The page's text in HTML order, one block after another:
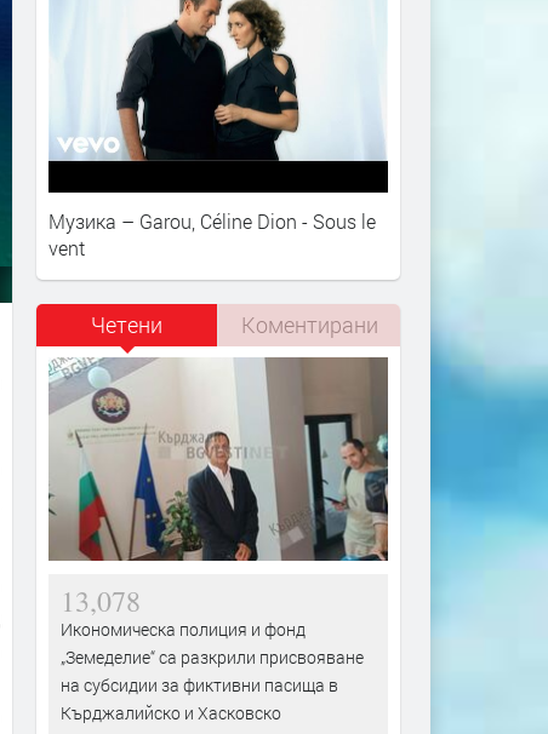
Музика – Garou, Céline Dion - Sous le
vent
Четени Коментирани
13,078
Икономическа полиция и фонд
„Земеделие“ са разкрили присвояване
на субсидии за фиктивни пасища в
Кърджалийско и Хасковско